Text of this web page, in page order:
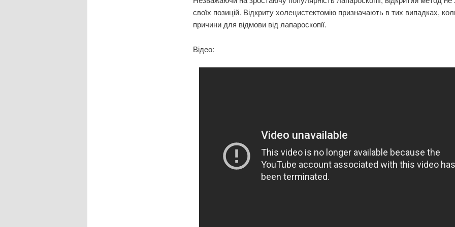
своїх позицій. Відкриту холецистектомію призначають в тих випадках,
причини для відмови від лапароскопії.
Відео: